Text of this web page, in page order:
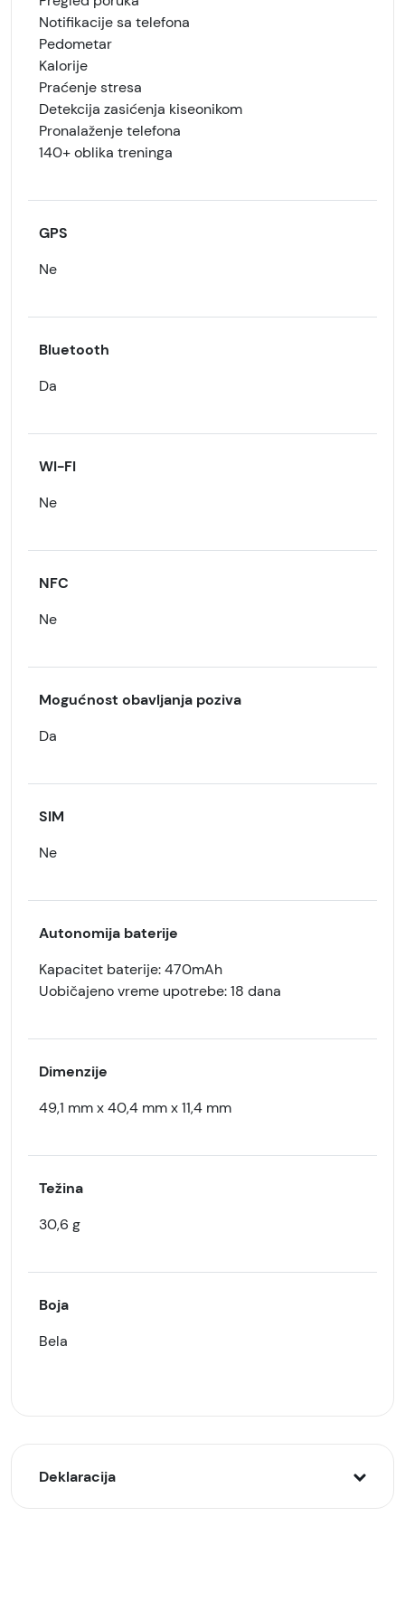
Notifikacije sa telefona
Pedometar
Kalorije
Praćenje stresa
Detekcija zasićenja kiseonikom
Pronalaženje telefona
140+ oblika treninga
GPS
Ne
Bluetooth
Da
WI-FI
Ne
NFC
Ne
Mogućnost obavljanja poziva
Da
SIM
Ne
Autonomija baterije
Kapacitet baterije: 470mAh
Uobičajeno vreme upotrebe: 18 dana
Dimenzije
49,1 mm x 40,4 mm x 11,4 mm
Težina
30,6 g
Boja
Bela
Deklaracija